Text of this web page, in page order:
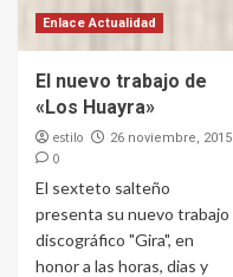
Enlace Actualidad
El nuevo trabajo de
«Los Huayra»
estilo 26 noviembre, 2015
0
El sexteto salteño
presenta su nuevo trabajo
discográfico "Gira", en
honor a las horas, dias y